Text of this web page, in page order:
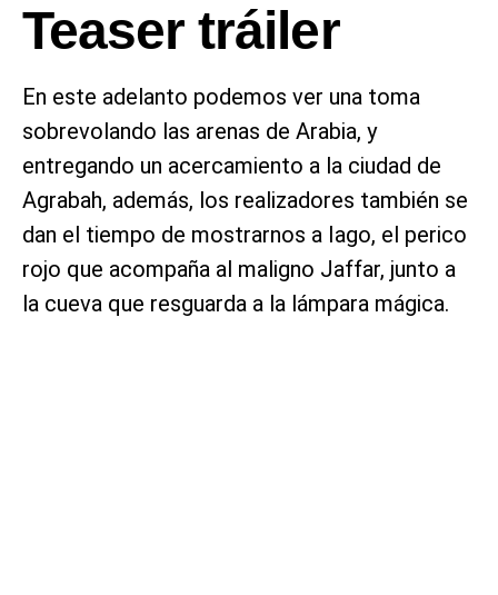
Teaser tráiler
En este adelanto podemos ver una toma
sobrevolando las arenas de Arabia, y
entregando un acercamiento a la ciudad de
Agrabah, además, los realizadores también se
dan el tiempo de mostrarnos a Iago, el perico
rojo que acompaña al maligno Jaffar, junto a
la cueva que resguarda a la lámpara mágica.